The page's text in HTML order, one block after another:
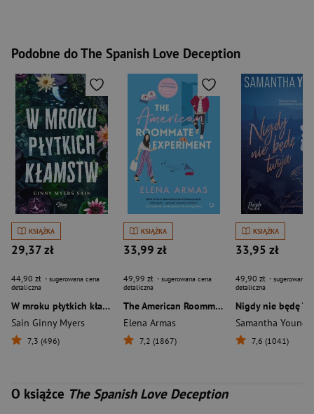
Podobne do The Spanish Love Deception
KSIĄŻKA
29,37 zł
44,90 zł - sugerowana cena
detaliczna
W mroku płytkich kłamstw
Sain Ginny Myers
7,3 (496)
KSIĄŻKA
33,99 zł
49,99 zł - sugerowana cena
detaliczna
The American Roommate Experiment
Elena Armas
7,2 (1867)
KSIĄŻKA
33,95 zł
49,90 zł - sugerowana
detaliczna
Nigdy nie będę
Samantha Young
7,6 (1041)
O książce The Spanish Love Deception